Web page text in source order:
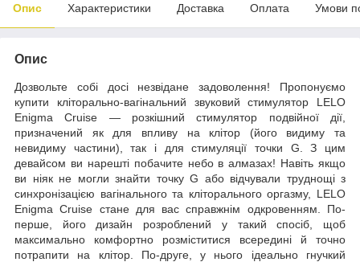
Опис Характеристики Доставка Оплата Умови
Опис
Дозвольте собі досі незвідане задоволення! Пропонуємо
купити кліторально-вагінальний звуковий стимулятор LELO
Enigma Cruise — розкішний стимулятор подвійної дії,
призначений як для впливу на клітор (його видиму та
невидиму частини), так і для стимуляції точки G. З цим
девайсом ви нарешті побачите небо в алмазах! Навіть якщо
ви ніяк не могли знайти точку G або відчували труднощі з
синхронізацією вагінального та кліторального оргазму, LELO
Enigma Cruise стане для вас справжнім одкровенням. По-
перше, його дизайн розроблений у такий спосіб, щоб
максимально комфортно розміститися всередині й точно
потрапити на клітор. По-друге, у нього ідеально гнучкий